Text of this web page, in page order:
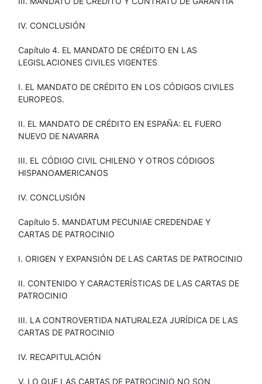
IV. CONCLUSIÓN
Capítulo 4. EL MANDATO DE CRÉDITO EN LAS
LEGISLACIONES CIVILES VIGENTES
I. EL MANDATO DE CRÉDITO EN LOS CÓDIGOS CIVILES
EUROPEOS.
II. EL MANDATO DE CRÉDITO EN ESPAÑA: EL FUERO
NUEVO DE NAVARRA
III. EL CÓDIGO CIVIL CHILENO Y OTROS CÓDIGOS
HISPANOAMERICANOS
IV. CONCLUSIÓN
Capítulo 5. MANDATUM PECUNIAE CREDENDAE Y
CARTAS DE PATROCINIO
I. ORIGEN Y EXPANSIÓN DE LAS CARTAS DE PATROCINIO
II. CONTENIDO Y CARACTERÍSTICAS DE LAS CARTAS DE
PATROCINIO
III. LA CONTROVERTIDA NATURALEZA JURÍDICA DE LAS
CARTAS DE PATROCINIO
IV. RECAPITULACIÓN
V. LO QUE LAS CARTAS DE PATROCINIO NO SON